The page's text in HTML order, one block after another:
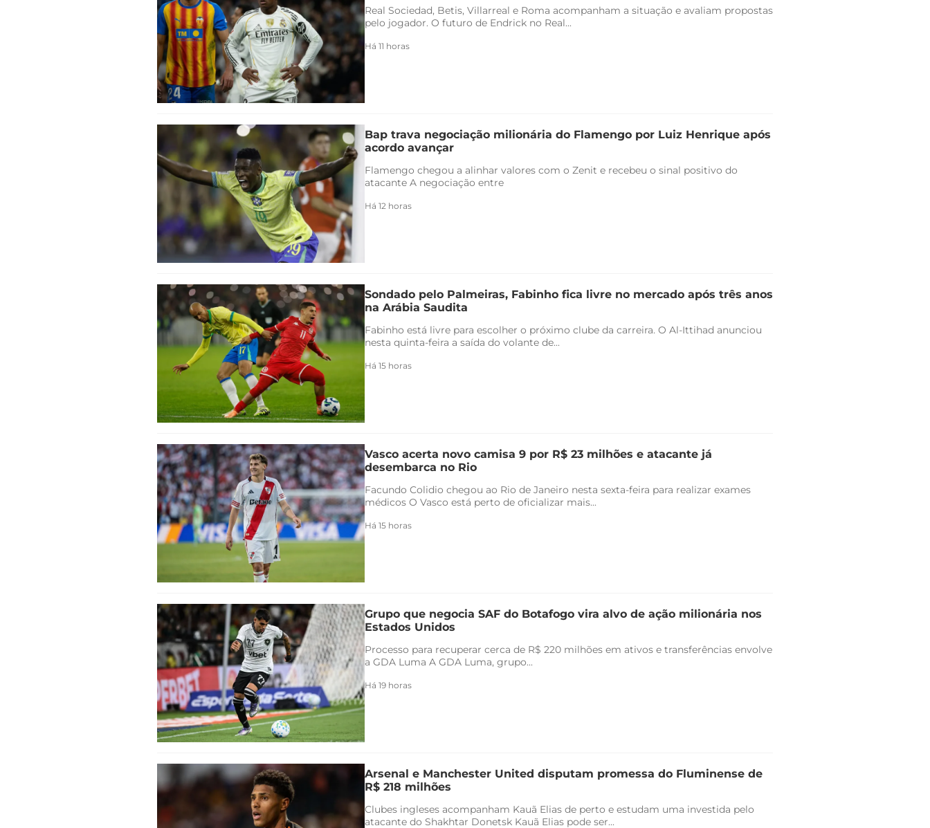
Real Sociedad, Betis, Villarreal e Roma acompanham a situação e avaliam propostas
pelo jogador. O futuro de Endrick no Real...
Há 11 horas
Bap trava negociação milionária do Flamengo por Luiz Henrique após
acordo avançar
Flamengo chegou a alinhar valores com o Zenit e recebeu o sinal positivo do
atacante A negociação entre
Há 12 horas
Sondado pelo Palmeiras, Fabinho fica livre no mercado após três anos
na Arábia Saudita
Fabinho está livre para escolher o próximo clube da carreira. O Al-Ittihad anunciou
nesta quinta-feira a saída do volante de...
Há 15 horas
Vasco acerta novo camisa 9 por R$ 23 milhões e atacante já
desembarca no Rio
Facundo Colidio chegou ao Rio de Janeiro nesta sexta-feira para realizar exames
médicos O Vasco está perto de oficializar mais...
Há 15 horas
Grupo que negocia SAF do Botafogo vira alvo de ação milionária nos
Estados Unidos
Processo para recuperar cerca de R$ 220 milhões em ativos e transferências envolve
a GDA Luma A GDA Luma, grupo...
Há 19 horas
Arsenal e Manchester United disputam promessa do Fluminense de
R$ 218 milhões
Clubes ingleses acompanham Kauã Elias de perto e estudam uma investida pelo
atacante do Shakhtar Donetsk Kauã Elias pode ser...